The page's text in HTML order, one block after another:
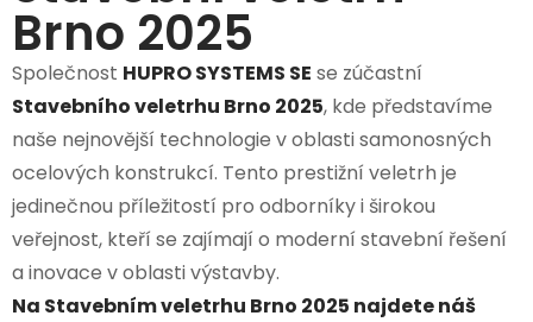
Brno 2025
Společnost HUPRO SYSTEMS SE se zúčastní
Stavebního veletrhu Brno 2025, kde představíme
naše nejnovější technologie v oblasti samonosných
ocelových konstrukcí. Tento prestižní veletrh je
jedinečnou příležitostí pro odborníky i širokou
veřejnost, kteří se zajímají o moderní stavební řešení
a inovace v oblasti výstavby.
Na Stavebním veletrhu Brno 2025 najdete náš